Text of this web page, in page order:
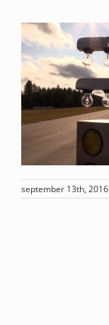
september 13th, 2016